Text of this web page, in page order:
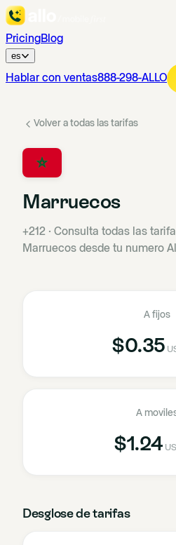
PricingBlog
es
Hablar con ventas888-298-ALLO
Volver a todas las tarifas
Marruecos
+212 · Consulta todas las
Marruecos desde tu numero
A fijos
$0.35
A
$1.24
Desglose de tarifas